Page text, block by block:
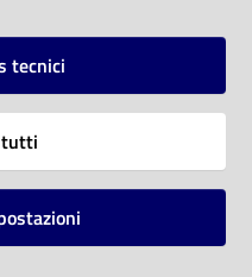
tecnici
tutti